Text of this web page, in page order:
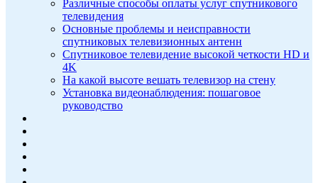
Различные способы оплаты услуг спутникового
телевидения
Основные проблемы и неисправности
спутниковых телевизионных антенн
Спутниковое телевидение высокой четкости HD и
4K
На какой высоте вешать телевизор на стену
Установка видеонаблюдения: пошаговое
руководство